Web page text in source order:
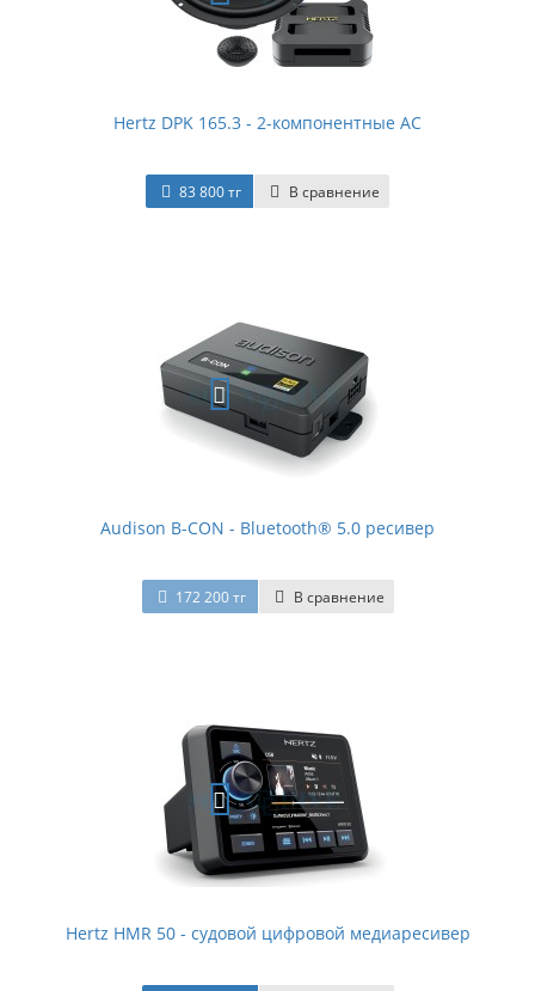
Hertz DPK 165.3 - 2-компонентные АС
83 800 тг В сравнение
Audison B-CON - Bluetooth® 5.0 ресивер
172 200 тг В сравнение
Hertz HMR 50 - судовой цифровой медиаресивер